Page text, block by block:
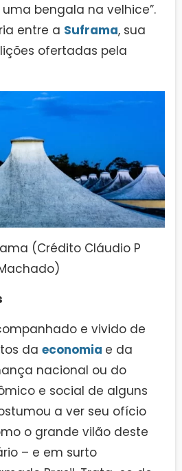
bengala na velhice”.
entre a Suframa, sua
ofertadas pela
(Crédito Cláudio P
e vivido de
da economia e da
nacional ou do
e social de alguns
a ver seu ofício
o grande vilão deste
– e em surto